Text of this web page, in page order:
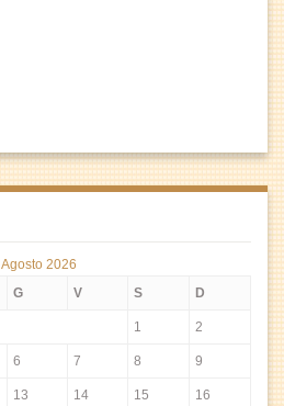
Agosto 2026
G V S D
1 2
6 7 8 9
13 14 15 16